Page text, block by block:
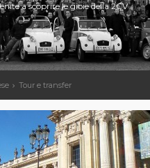
a scoprire le gioie della 2CV
Tour e transfer